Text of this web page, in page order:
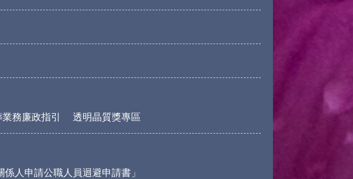
務廉政指引 透明晶質獎專區
人申請公職人員迴避申請書」